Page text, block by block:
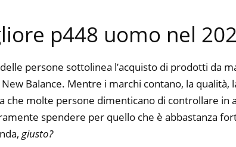
p448 uomo nel
persone sottolinea l’acquisto di prodotti da
New Balance. Mentre i marchi contano, la qualità,
che molte persone dimenticano di controllare in
spendere per quello che è abbastanza
giusto?